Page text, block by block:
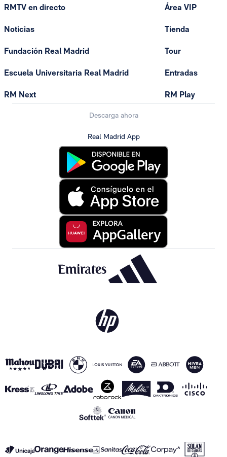
RMTV en directo
Noticias
Fundación Real Madrid
Escuela Universitaria Real Madrid
RM Next
Área VIP
Tienda
Tour
Entradas
RM Play
Descarga ahora
Real Madrid App